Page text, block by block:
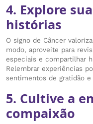
4. Explore
histórias
O signo de Câncer
modo, aproveite para
especiais e compartilhar
Relembrar experiências
sentimentos de gratidão
5. Cultive a
compaixão